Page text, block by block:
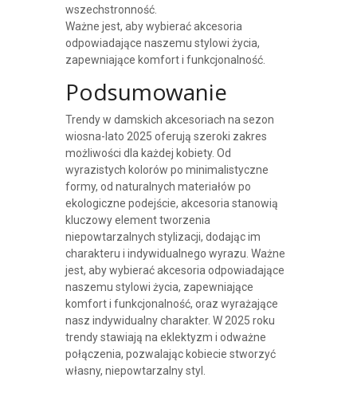
wszechstronność.
Ważne jest, aby wybierać akcesoria
odpowiadające naszemu stylowi życia,
zapewniające komfort i funkcjonalność.
Podsumowanie
Trendy w damskich akcesoriach na sezon
wiosna-lato 2025 oferują szeroki zakres
możliwości dla każdej kobiety. Od
wyrazistych kolorów po minimalistyczne
formy, od naturalnych materiałów po
ekologiczne podejście, akcesoria stanowią
kluczowy element tworzenia
niepowtarzalnych stylizacji, dodając im
charakteru i indywidualnego wyrazu. Ważne
jest, aby wybierać akcesoria odpowiadające
naszemu stylowi życia, zapewniające
komfort i funkcjonalność, oraz wyrażające
nasz indywidualny charakter. W 2025 roku
trendy stawiają na eklektyzm i odważne
połączenia, pozwalając kobiecie stworzyć
własny, niepowtarzalny styl.